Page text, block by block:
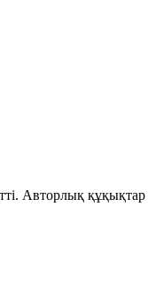
Авторлық